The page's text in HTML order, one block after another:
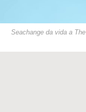
Seachange da vida a